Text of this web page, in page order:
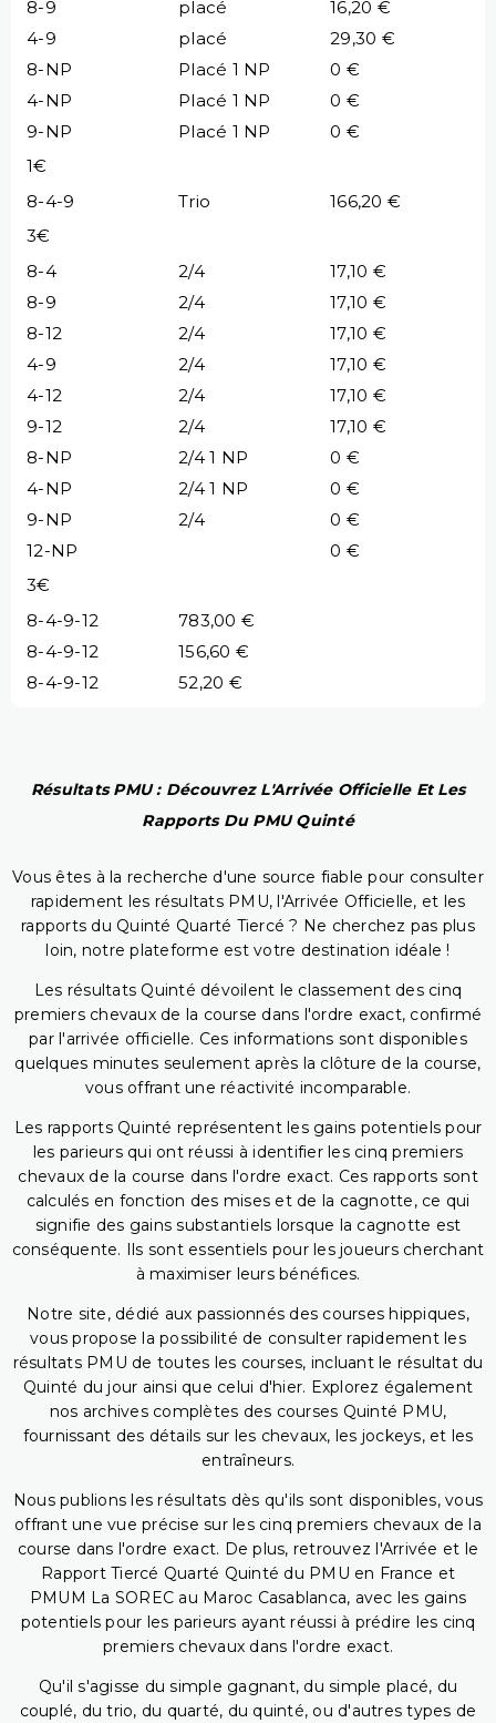
8-9 placé
16,20 €
4-9
placé
29,30 €
8-NP
Placé 1 NP
0 €
4-NP
Placé 1 NP
0 €
9-NP
Placé 1 NP
0 €
1€
8-4-9
Trio
166,20 €
3€
8-4
2/4
17,10 €
8-9
2/4
17,10 €
8-12
2/4
17,10 €
4-9
2/4
17,10 €
4-12
2/4
17,10 €
9-12
2/4
17,10 €
8-NP
2/4 1 NP
0 €
4-NP
2/4 1 NP
0 €
9-NP
2/4
0 €
12-NP
0 €
3€
8-4-9-12
783,00 €
8-4-9-12
156,60 €
8-4-9-12
52,20 €
Résultats PMU : Découvrez L'Arrivée Officielle Et Les
Rapports Du PMU Quinté
Vous êtes à la recherche d'une source fiable pour consulter
rapidement les résultats PMU, l'Arrivée Officielle, et les
rapports du Quinté Quarté Tiercé ? Ne cherchez pas plus
loin, notre plateforme est votre destination idéale !
Les résultats Quinté dévoilent le classement des cinq
premiers chevaux de la course dans l'ordre exact, confirmé
par l'arrivée officielle. Ces informations sont disponibles
quelques minutes seulement après la clôture de la course,
vous offrant une réactivité incomparable.
Les rapports Quinté représentent les gains potentiels pour
les parieurs qui ont réussi à identifier les cinq premiers
chevaux de la course dans l'ordre exact. Ces rapports sont
calculés en fonction des mises et de la cagnotte, ce qui
signifie des gains substantiels lorsque la cagnotte est
conséquente. Ils sont essentiels pour les joueurs cherchant
à maximiser leurs bénéfices.
Notre site, dédié aux passionnés des courses hippiques,
vous propose la possibilité de consulter rapidement les
résultats PMU de toutes les courses, incluant le résultat du
Quinté du jour ainsi que celui d'hier. Explorez également
nos archives complètes des courses Quinté PMU,
fournissant des détails sur les chevaux, les jockeys, et les
entraîneurs.
Nous publions les résultats dès qu'ils sont disponibles, vous
offrant une vue précise sur les cinq premiers chevaux de la
course dans l'ordre exact. De plus, retrouvez l'Arrivée et le
Rapport Tiercé Quarté Quinté du PMU en France et
PMUM La SOREC au Maroc Casablanca, avec les gains
potentiels pour les parieurs ayant réussi à prédire les cinq
premiers chevaux dans l'ordre exact.
Qu'il s'agisse du simple gagnant, du simple placé, du
couplé, du trio, du quarté, du quinté, ou d'autres types de